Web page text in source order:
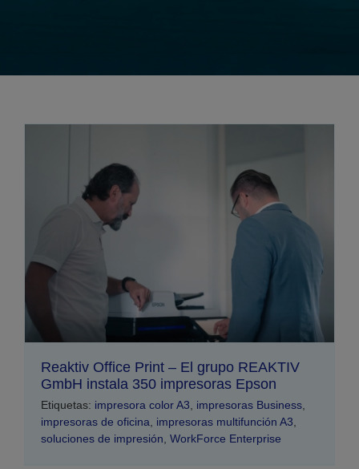
Reaktiv Office Print – El grupo REAKTIV
GmbH instala 350 impresoras Epson
Etiquetas: impresora color A3 impresoras Business
impresoras de oficina
impresoras multifunción A3
soluciones de impresión WorkForce Enterprise